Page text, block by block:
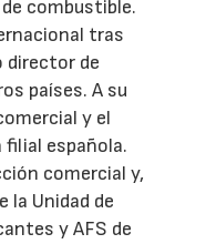
combustible.
tras
director de
países. A su
y el
filial española.
comercial y,
la Unidad de
y AFS de